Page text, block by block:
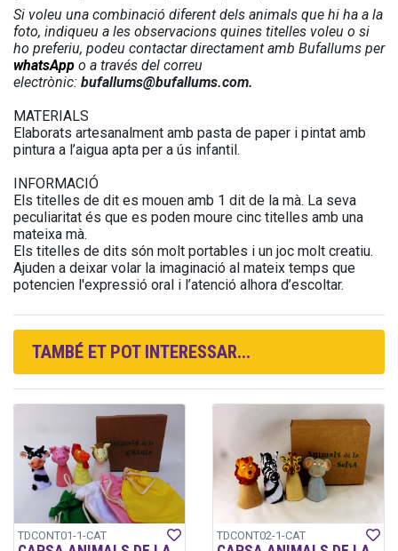
Si voleu una combinació diferent dels animals que hi ha a la
foto, indiqueu a les observacions quines titelles voleu o si
ho preferiu, podeu contactar directament amb Bufallums per
whatsApp o a través del correu
electrònic: bufallums@bufallums.com.
MATERIALS
Elaborats artesanalment amb pasta de paper i pintat amb
pintura a l’aigua apta per a ús infantil.
INFORMACIÓ
Els titelles de dit es mouen amb 1 dit de la mà. La seva
peculiaritat és que es poden moure cinc titelles amb una
mateixa mà.
Els titelles de dits són molt portables i un joc molt creatiu.
Ajuden a deixar volar la imaginació al mateix temps que
potencien l'expressió oral i l’atenció alhora d’escoltar.
TAMBÉ ET POT INTERESSAR...
TDCONT01-1-CAT TDCONT02-1-CAT